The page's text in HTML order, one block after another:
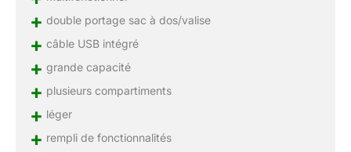
+ double portage sac à dos/valise
+ câble USB intégré
+ grande capacité
+ plusieurs compartiments
+ léger
+ rempli de fonctionnalités